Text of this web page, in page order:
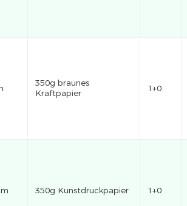
350g braunes
Kraftpapier
1+0
350g Kunstdruckpapier 1+0